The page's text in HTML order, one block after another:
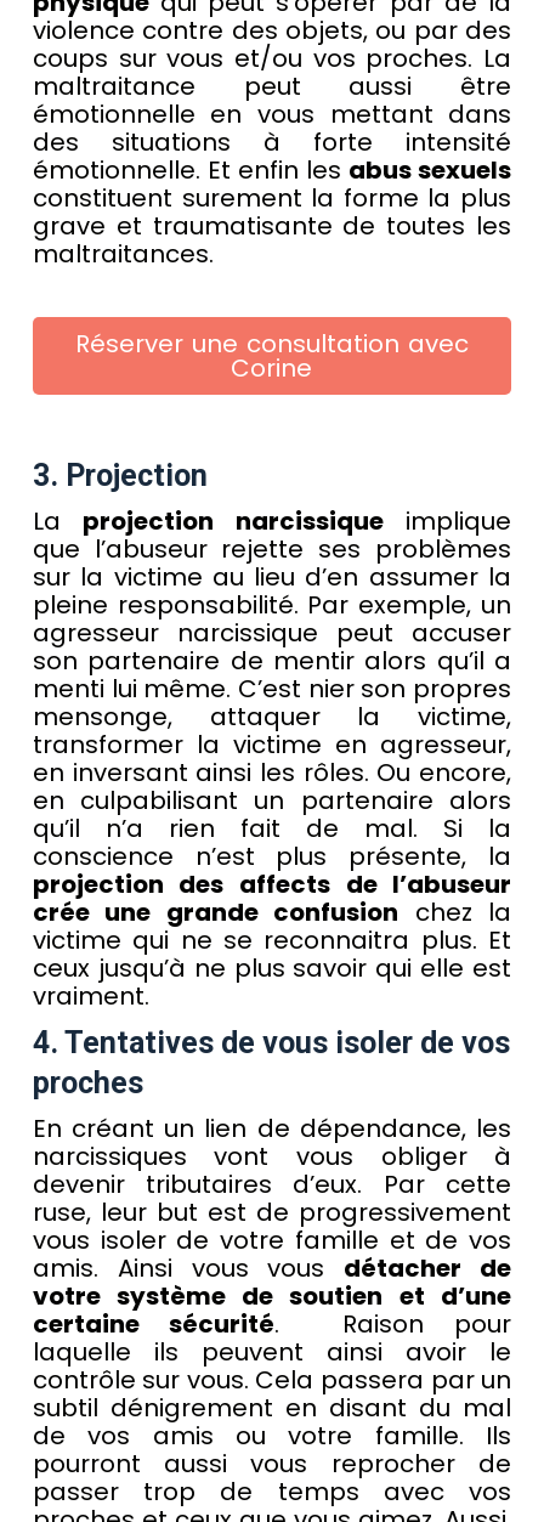
violence contre des objets, ou par des
coups sur vous et/ou vos proches. La
maltraitance peut aussi être
émotionnelle en vous mettant dans
des situations à forte intensité
émotionnelle. Et enfin les abus sexuels
constituent surement la forme la plus
grave et traumatisante de toutes les
maltraitances.
Réserver une consultation avec
Corine
3. Projection
La projection narcissiqueimplique
que l’abuseur rejette ses problèmes
sur la victime au lieu d’en assumer la
pleine responsabilité. Par exemple, un
agresseur narcissique peut accuser
son partenaire de mentir alors qu’il a
menti lui même. C’est nier son propres
mensonge, attaquer la victime,
transformer la victime en agresseur,
en inversant ainsi les rôles. Ou encore,
en culpabilisant un partenaire alors
qu’il n’a rien fait de mal. Si la
conscience n’est plus présente, la
projection des affects de l’abuseur
crée une grande confusion chez la
victime qui ne se reconnaitra plus. Et
ceux jusqu’à ne plus savoir qui elle est
vraiment.
4. Tentatives de vous isoler de vos
proches
En créant un lien de dépendance, les
narcissiques vont vous obliger à
devenir tributaires d’eux. Par cette
ruse, leur but est de progressivement
vous isoler de votre famille et de vos
amis. Ainsi vous vous détacher de
votre système de soutien et d’une
certaine sécurité. Raison pour
laquelle ils peuvent ainsi avoir le
contrôle sur vous. Cela passera par un
subtil dénigrement en disant du mal
de vos amis ou votre famille. Ils
pourront aussi vous reprocher de
passer trop de temps avec vos